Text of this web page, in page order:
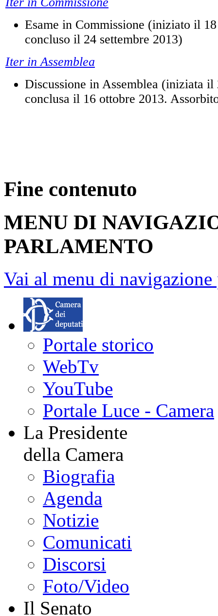
Esame in Commissione (iniziato il
concluso il 24 settembre 2013)
Iter in Assemblea
Discussione in Assemblea (iniziata il
conclusa il 16 ottobre 2013.
Fine contenuto
MENU DI
PARLAMENTO
Vai al menu di
Portale storico
WebTv
YouTube
Portale Luce - Camera
La Presidente
della Camera
Biografia
Agenda
Notizie
Comunicati
Discorsi
Foto/Video
Il Senato